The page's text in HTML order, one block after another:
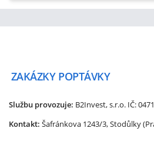
ZAKÁZKY POPTÁVKY
Službu provozuje: B2Invest, s.r.o. IČ:
Kontakt: Šafránkova 1243/3, Stodůlky